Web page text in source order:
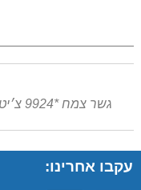
גשר צמח *9924 צ׳יטו טיגו 8 פרו המותג הסיני הגיע לצפון
עקבו אחרינו: